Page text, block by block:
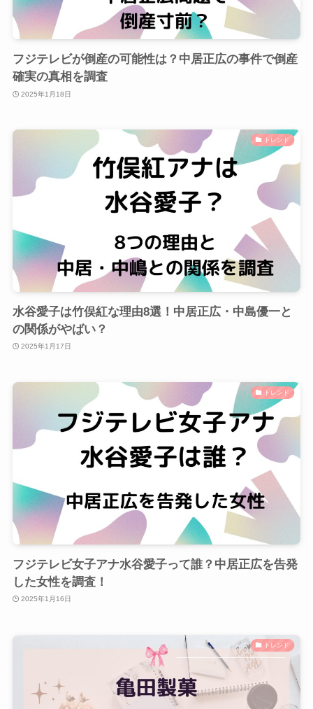
フジテレビが倒産の可能性は？中居正広の事件で倒産
確実の真相を調査
2025年1月18日
トレンド
水谷愛子は竹俣紅な理由8選！中居正広・中島優一と
の関係がやばい？
2025年1月17日
トレンド
フジテレビ女子アナ水谷愛子って誰？中居正広を告発
した女性を調査！
2025年1月16日
トレンド